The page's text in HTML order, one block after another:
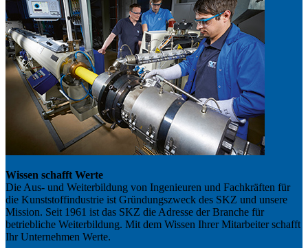
Wissen schafft Werte
Die Aus- und Weiterbildung von Ingenieuren und Fachkräften für
die Kunststoffindustrie ist Gründungszweck des SKZ und unsere
Mission. Seit 1961 ist das SKZ die Adresse der Branche für
betriebliche Weiterbildung. Mit dem Wissen Ihrer Mitarbeiter schafft
Ihr Unternehmen Werte.